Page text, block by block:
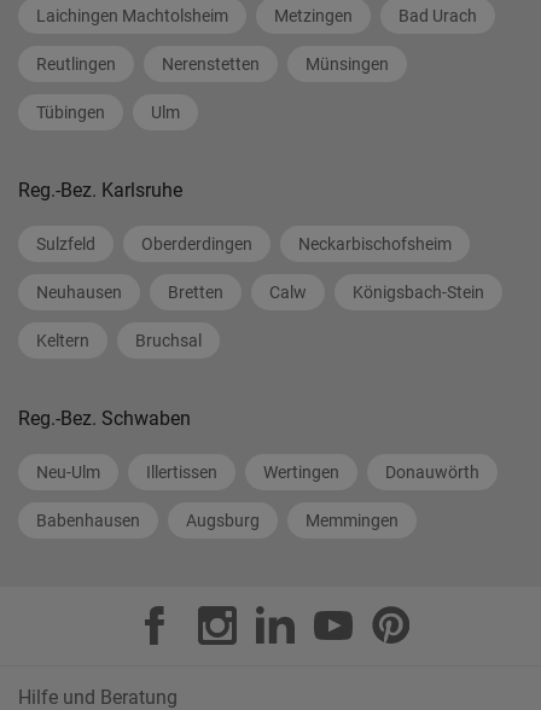
Laichingen Machtolsheim Metzingen Bad Urach
Reutlingen Nerenstetten Münsingen
Tübingen Ulm
Reg.-Bez. Karlsruhe
Sulzfeld Oberderdingen Neckarbischofsheim
Neuhausen Bretten Calw Königsbach-Stein
Keltern Bruchsal
Reg.-Bez. Schwaben
Neu-Ulm Illertissen Wertingen Donauwörth
Babenhausen Augsburg Memmingen
Hilfe und Beratung